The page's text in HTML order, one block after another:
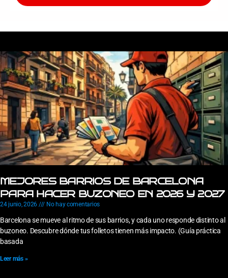
MEJORES BARRIOS DE BARCELONA
PARA HACER BUZONEO EN 2026 Y 2027
24 junio, 2026 No hay comentarios
Barcelona se mueve al ritmo de sus barrios, y cada uno responde distinto al
buzoneo. Descubre dónde tus folletos tienen más impacto. (Guía práctica
basada
Leer más »